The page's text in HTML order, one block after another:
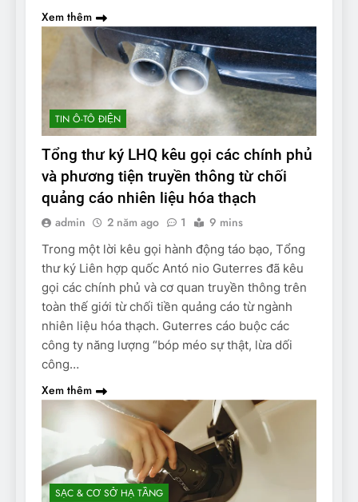
Xem thêm
TIN Ô-TÔ ĐIỆN
Tổng thư ký LHQ kêu gọi các chính phủ
và phương tiện truyền thông từ chối
quảng cáo nhiên liệu hóa thạch
admin 2 năm ago 1 9 mins
Trong một lời kêu gọi hành động táo bạo, Tổng
thư ký Liên hợp quốc Antó nio Guterres đã kêu
gọi các chính phủ và cơ quan truyền thông trên
toàn thế giới từ chối tiền quảng cáo từ ngành
nhiên liệu hóa thạch. Guterres cáo buộc các
công ty năng lượng “bóp méo sự thật, lừa dối
công…
Xem thêm
SẠC & CƠ SỞ HẠ TẦNG